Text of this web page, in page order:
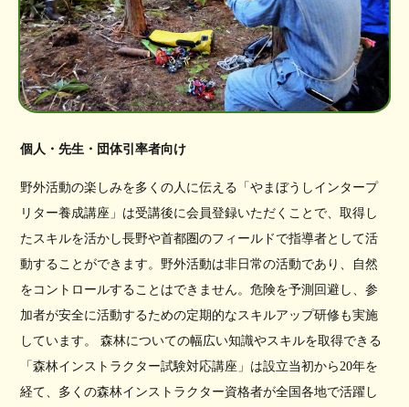
個人・先生・団体引率者向け
野外活動の楽しみを多くの人に伝える「やまぼうしインタープ
リター養成講座」は受講後に会員登録いただくことで、取得し
たスキルを活かし長野や首都圏のフィールドで指導者として活
動することができます。野外活動は非日常の活動であり、自然
をコントロールすることはできません。危険を予測回避し、参
加者が安全に活動するための定期的なスキルアップ研修も実施
しています。 森林についての幅広い知識やスキルを取得できる
「森林インストラクター試験対応講座」は設立当初から20年を
経て、多くの森林インストラクター資格者が全国各地で活躍し